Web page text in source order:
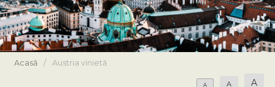
Acasă / Austria vinietă
A A A